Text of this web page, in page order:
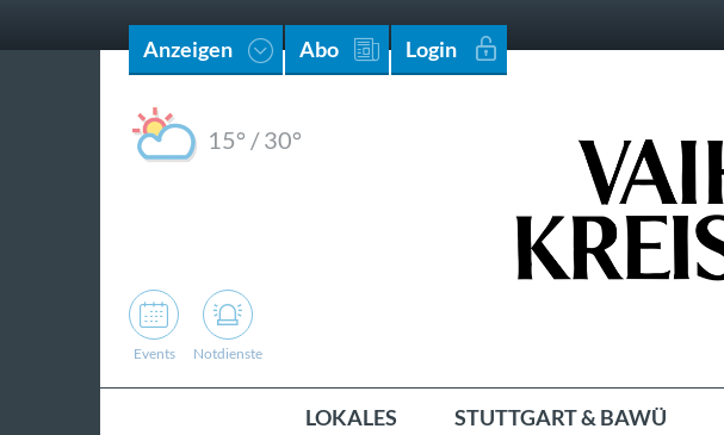
Anzeigen Abo Login
15° /30°
Events Notdienste
LOKALES STUTTGART & BAWÜ